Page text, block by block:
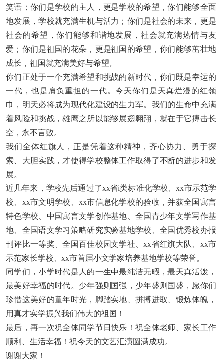
笑语；你们是学校的主人，更是学校的希望，你们能够全面
地发展，学校就充满生机与活力；你们是社会的未来，更是
社会的希望，你们能够和谐地发展，社会就充满热情与友
爱；你们是祖国的花朵，更是祖国的希望，你们能够茁壮地
成长，祖国就充满美好与希望。
你们正处于一个充满希望和挑战的新时代，你们既是幸运的
一代，也是肩负重担的一代。今天你们是天真烂漫的红领
巾，明天必将成为现代化建设的生力军。我们的生命中充满
着风险和挑战，雄鹰之所以能够展翅翱翔，就在于它搏击长
空，永不言败。
我们全体红旗人，正是凭着这种精神，齐心协力、勇于探
索、大胆实践，才使得学校整体工作取得了不断的进步和发
展。
近几年来，学校先后通过了xx省i类标准化学校、xx市示范学
校、xx市文明学校、xx市信息化学校的验收，并获全国寓言
特色学校、中国寓言文学创作基地、全国青少年文学写作基
地、全国语文学习策略研究实验基地学校、全国优秀校办报
刊评比一等奖、全国百佳校园文学社、xx省红旗大队、xx市
示范家长学校、xx市首届小文学家培养基地学校等荣誉。
同学们，小学时代是人的一生中最纯洁无暇，最天真活泼，
最美好幸福的时代。少年强则国强，少年盛则国盛，愿你们
珍惜这美好的童年时光，脚踏实地、拼搏进取、锻炼体魄，
用真才实学振兴我们伟大的祖国！
最后，再一次祝全体同学节日快乐！祝全体老师、家长工作
顺利、生活幸福！祝今天的文艺汇演圆满成功。
谢谢大家！